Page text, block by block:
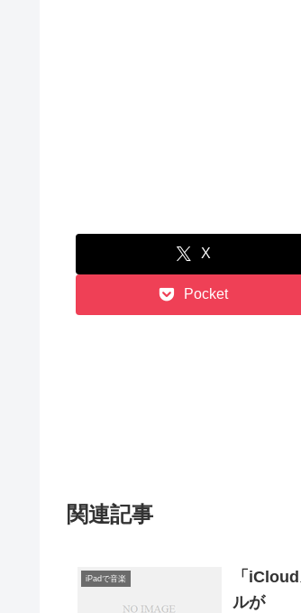
X
Pocket
関連記事
iPadで音楽
「
ルが